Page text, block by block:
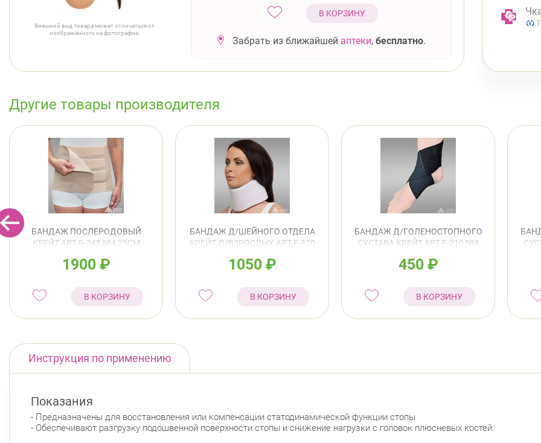
Внешний вид товара может отличаться от
изображённого на фотографии
В КОРЗИНУ
Забрать из ближайшей аптеки, бесплатно.
Другие товары производителя
БАНДАЖ ПОСЛЕРОДОВЫЙ
КРЕЙТ АРТ.Б-245 №4 25СМ
1900 ₽
В КОРЗИНУ
БАНДАЖ Д/ШЕЙНОГО ОТДЕЛА
КРЕЙТ Д/ВЗРОСЛЫХ АРТ.F-320
1050 ₽
В КОРЗИНУ
БАНДАЖ Д/ГОЛЕНОСТОПНОГО
СУСТАВА КРЕЙТ АРТ.F-210 №4
450 ₽
В КОРЗИНУ
Инструкция по применению
Показания
- Предназначены для восстановления или компенсации статодинамической функции стопы
- Обеспечивают разгрузку подошвенной поверхности стопы и снижение нагрузки с головок плюсневых костей.